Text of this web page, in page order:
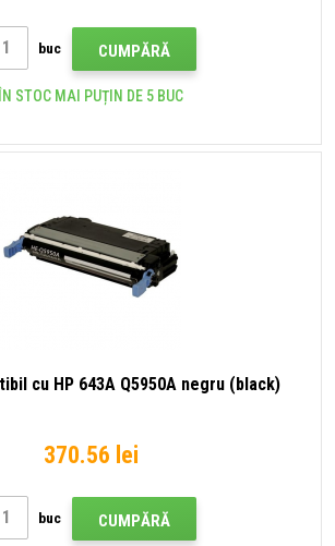
buc CUMPĂRĂ
ÎN STOC MAI PUȚIN DE 5 BUC
cu HP 643A Q5950A negru (black)
370.56 lei
buc CUMPĂRĂ